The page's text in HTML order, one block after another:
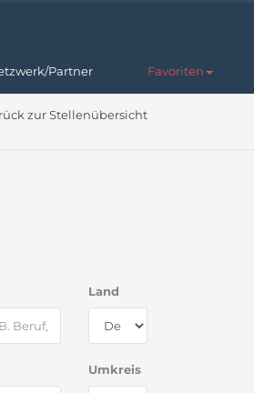
Partner Favoriten
zur Stellenübersicht
Land
Umkreis